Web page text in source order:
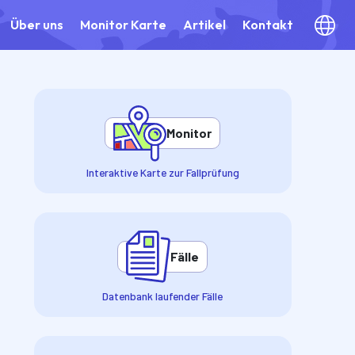
Über uns Monitor Karte Artikel Kontakt
Monitor
Interaktive Karte zur Fallprüfung
Fälle
Datenbank laufender Fälle